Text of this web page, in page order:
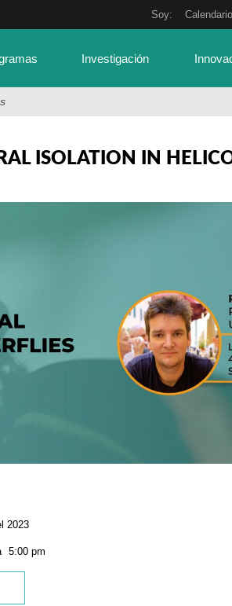
Soy: Calendario
Investigación
ISOLATION IN
2023
5:00 pm